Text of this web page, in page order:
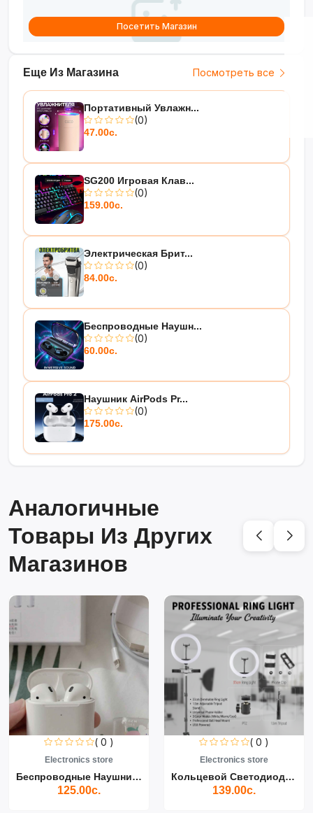
современного мужчины!
Еще Из Магазина Посмотреть все
Портативный Увлажн...
(0)
47.00с.
SG200 Игровая Клав...
(0)
159.00с.
Электрическая Брит...
(0)
84.00с.
Беспроводные Наушн...
(0)
60.00с.
Наушник AirPods Pr...
(0)
175.00с.
Посетить Магазин
Аналогичные
Товары Из Других
Магазинов
( 0 )
Electronics store
Беспроводные Наушники Air...
125.00с.
( 0 )
Electronics store
Кольцевой Светодиодный Св...
139.00с.